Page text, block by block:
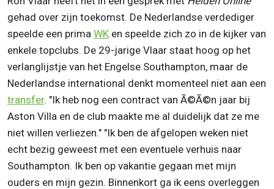
gehad over zijn toekomst. De Nederlandse verdediger
speelde een prima WK en speelde zich zo in de kijker van
enkele topclubs. De 29-jarige Vlaar staat hoog op het
verlanglijstje van het Engelse Southampton, maar de
Nederlandse international denkt momenteel niet aan een
transfer. "Ik heb nog een contract van Ã©Ã©n jaar bij
Aston Villa en de club maakte me al duidelijk dat ze me
niet willen verliezen." "Ik ben de afgelopen weken niet
echt bezig geweest met een eventuele verhuis naar
Southampton. Ik ben op vakantie gegaan met mijn
ouders en mijn gezin. Binnenkort ga ik eens overleggen